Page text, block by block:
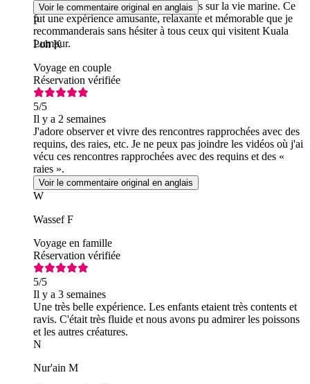
bien organisées, et j'ai beaucoup appris sur la vie marine. Ce
fut une expérience amusante, relaxante et mémorable que je
recommanderais sans hésiter à tous ceux qui visitent Kuala
Lumpur.
Voir le commentaire original en anglais
P
Poh K
Voyage en couple
Réservation vérifiée
5/5
Il y a 2 semaines
J'adore observer et vivre des rencontres rapprochées avec des
requins, des raies, etc. Je ne peux pas joindre les vidéos où j'ai
vécu ces rencontres rapprochées avec des requins et des «
raies ».
Voir le commentaire original en anglais
W
Wassef F
Voyage en famille
Réservation vérifiée
5/5
Il y a 3 semaines
Une très belle expérience. Les enfants etaient très contents et
ravis. C'était très fluide et nous avons pu admirer les poissons
et les autres créatures.
N
Nur'ain M